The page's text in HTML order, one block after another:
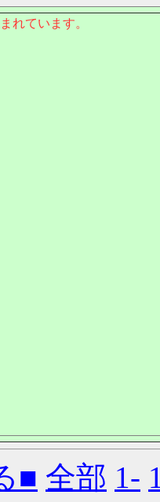
れています。
■ 全部 1-